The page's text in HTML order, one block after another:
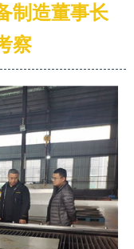
制造董事长
察